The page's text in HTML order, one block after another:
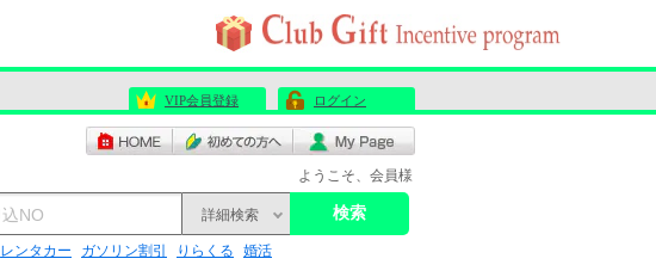
VIP会員登録 ログイン
ようこそ、会員様
詳細検索 検索
レンタカー ガソリン割引 りらくる 婚活